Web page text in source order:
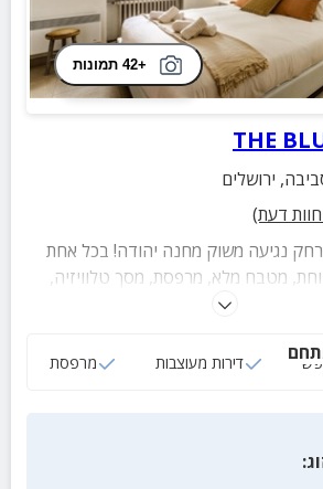
+42 תמונות
THE
, ירושלים
חוות דעת)
נגיעה משוק מחנה יהודה! בכל אחת
מטבח מלא, מרפסת, מסך טלוויזיה,
דירות מעוצבות מרפסת
: